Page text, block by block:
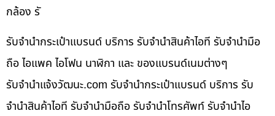
กล้อง รั
รับจำนำกระเป๋าแบรนด์ บริการ รับจำนำสินค้าไอที รับจำนำมือ
ถือ ไอแพค ไอโฟน นาฬิกา และ ของแบรนด์เนมต่างๆ
รับจํานําแจ้งวัฒนะ.com รับจำนำกระเป๋าแบรนด์ บริการ รับ
จำนำสินค้าไอที รับจำนำมือถือ รับจำนำโทรศัพท์ รับจำนำไอ